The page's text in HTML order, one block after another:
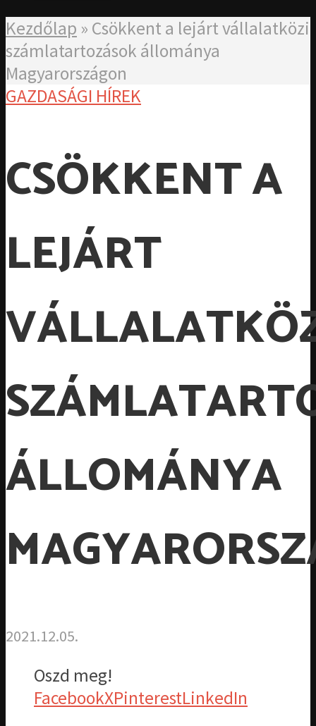
Kezdőlap » Csökkent a lejárt vállalatközi
számlatartozások állománya
Magyarországon
GAZDASÁGI HÍREK
CSÖKKENT A
LEJÁRT
ÁLLOMÁNYA
2021.12.05.
Oszd meg!
FacebookXPinterestLinkedIn